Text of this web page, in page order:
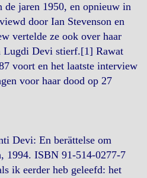
de jaren 1950, en opnieuw in
door Ian Stevenson en
vertelde ze ook over haar
Lugdi Devi stierf.[1] Rawat
voort en het laatste interview
voor haar dood op 27
Devi: En berättelse om
1994. ISBN 91-514-0277-7
ik eerder heb geleefd: het